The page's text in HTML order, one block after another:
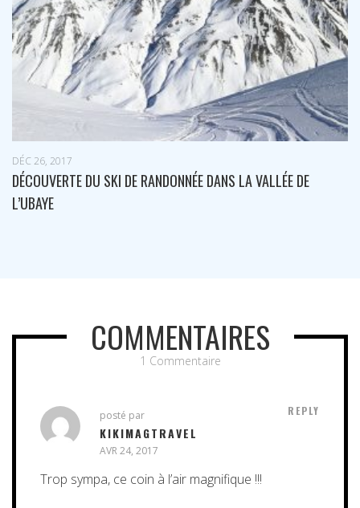
DE 50 ANS DE FOLIE DOUCE À VAL D’ISÈRE
COMMENTAIRES
1 Commentaire
posté par
KIKIMAGTRAVEL
AVR 24, 2017
REPLY
Trop sympa, ce coin à l’air magnifique !!!